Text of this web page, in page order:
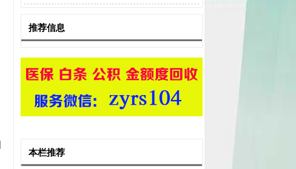
推荐信息
本栏推荐